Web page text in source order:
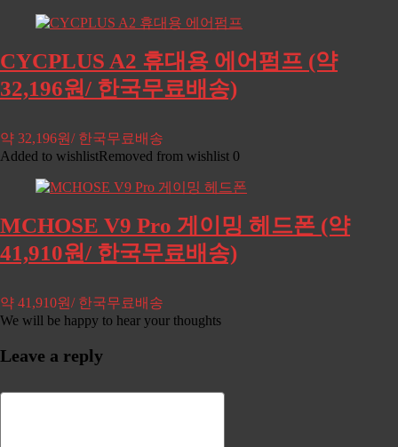
CYCPLUS A2 휴대용 에어펌프 (약
32,196원/ 한국무료배송)
약 32,196원/ 한국무료배송
Added to wishlistRemoved from wishlist 0
MCHOSE V9 Pro 게이밍 헤드폰 (약
41,910원/ 한국무료배송)
약 41,910원/ 한국무료배송
We will be happy to hear your thoughts
Leave a reply